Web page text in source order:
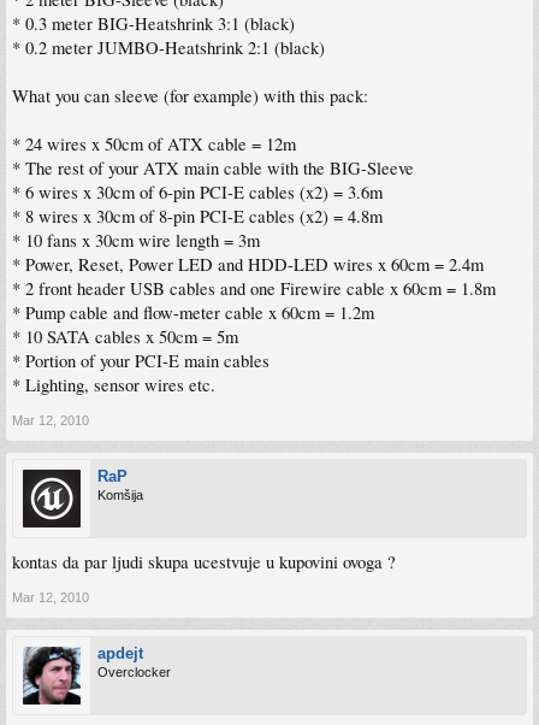
* 0.3 meter BIG-Heatshrink 3:1 (black)
* 0.2 meter JUMBO-Heatshrink 2:1 (black)
What you can sleeve (for example) with this pack:
* 24 wires x 50cm of ATX cable = 12m
* The rest of your ATX main cable with the BIG-Sleeve
* 6 wires x 30cm of 6-pin PCI-E cables (x2) = 3.6m
* 8 wires x 30cm of 8-pin PCI-E cables (x2) = 4.8m
* 10 fans x 30cm wire length = 3m
* Power, Reset, Power LED and HDD-LED wires x 60cm = 2.4m
* 2 front header USB cables and one Firewire cable x 60cm = 1.8m
* Pump cable and flow-meter cable x 60cm = 1.2m
* 10 SATA cables x 50cm = 5m
* Portion of your PCI-E main cables
* Lighting, sensor wires etc.
Mar 12, 2010
RaP
Komšija
kontas da par ljudi skupa ucestvuje u kupovini ovoga ?
Mar 12, 2010
apdejt
Overclocker